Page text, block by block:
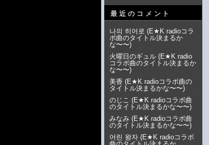
最近のコメント
나의 히어로 (E★K radioコラ
ボ曲のタイトル決まるか
な〜〜)
火曜日のギュル (E★K radio
コラボ曲のタイトル決まるか
な〜〜)
美香 (E★K radioコラボ曲の
タイトル決まるかな〜〜)
のじこ (E★K radioコラボ曲
のタイトル決まるかな〜〜)
みなみ (E★K radioコラボ曲
のタイトル決まるかな〜〜)
어린 왕자 (E★K radioコラボ